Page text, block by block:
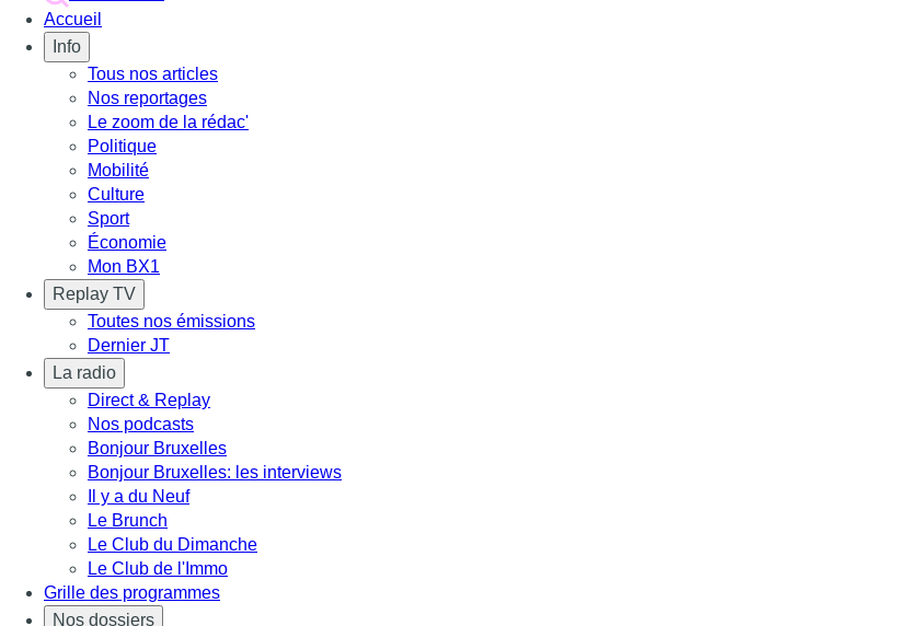
Accueil
Info
Tous nos articles
Nos reportages
Le zoom de la rédac'
Politique
Mobilité
Culture
Sport
Économie
Mon BX1
Replay TV
Toutes nos émissions
Dernier JT
La radio
Direct & Replay
Nos podcasts
Bonjour Bruxelles
Bonjour Bruxelles: les interviews
Il y a du Neuf
Le Brunch
Le Club du Dimanche
Le Club de l'Immo
Grille des programmes
Nos dossiers